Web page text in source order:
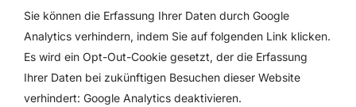
Sie können die Erfassung Ihrer Daten durch Google
Analytics verhindern, indem Sie auf folgenden Link klicken.
Es wird ein Opt-Out-Cookie gesetzt, der die Erfassung
Ihrer Daten bei zukünftigen Besuchen dieser Website
verhindert:Google Analytics deaktivieren.